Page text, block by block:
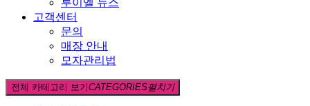
고객센터
문의
매장 안내
모자관리법
전체 카테고리 보기CATEGORIES펼치기